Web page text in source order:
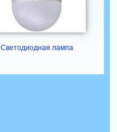
Светодиодная лампа